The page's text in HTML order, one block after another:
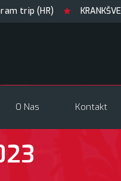
KRANKŠVESTER
O Nas Kontakt